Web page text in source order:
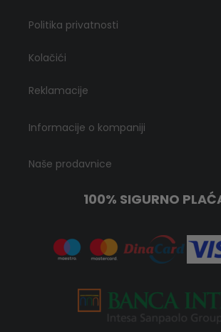
Politika privatnosti
Kolačići
Reklamacije
Informacije o kompaniji
Naše prodavnice
100% SIGURNO